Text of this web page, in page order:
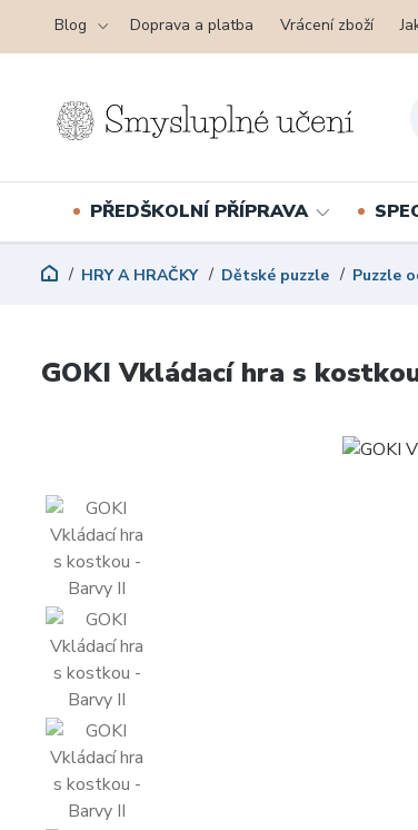
Blog Doprava a platba Vrácení zboží
PŘEDŠKOLNÍ PŘÍPRAVA
HRY A HRAČKY Dětské puzzle Puzzle
GOKI Vkládací hra s